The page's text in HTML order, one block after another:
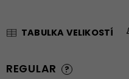
TABULKA VELIKOSTÍ
REGULAR ?